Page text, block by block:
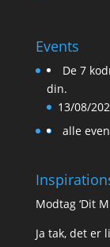
Events
De 7
din.
13/08/
alle
Modtag ‘Dit
Ja tak, det er